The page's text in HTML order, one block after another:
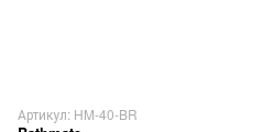
Артикул: HM-40-BR